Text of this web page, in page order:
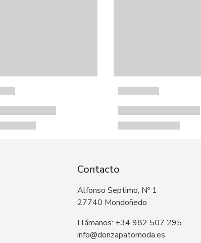
Contacto
Alfonso Septimo, Nº 1
27740 Mondoñedo
Llámanos: +34 982 507 295
info@donzapatomoda.es